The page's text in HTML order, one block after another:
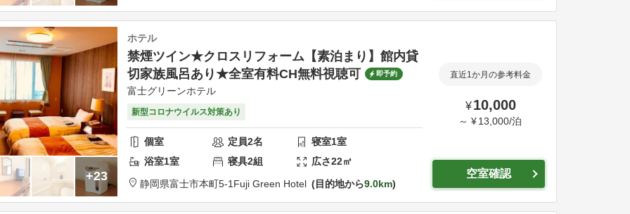
+23
ホテル
禁煙ツイン★クロスリフォーム【素泊まり】館内貸
切家族風呂あり★全室有料CH無料視聴可
即予約
富士グリーンホテル
新型コロナウイルス対策あり
個室 定員2名 寝室1室
浴室1室 寝具2組 広さ22㎡
静岡県富士市本町5-1 Fuji Green Hotel 目的地から9.0km
直近1か月の参考料金
¥ 10,000
～ ¥ 13,000/泊
空室確認